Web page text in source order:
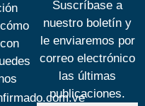
Suscríbase a
nuestro boletín y
le enviaremos por
correo electrónico
las últimas
publicaciones.